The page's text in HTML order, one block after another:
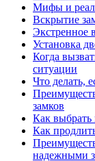
Мифы и
Вскрытие
Экстренное
Установка
Когда
ситуации
Что делать,
замков
Как
Как
надежными